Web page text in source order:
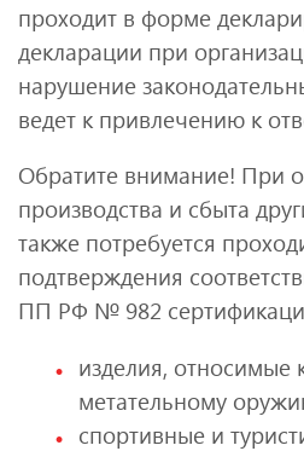
проходит в форме
декларации при
нарушение
ведет к привлечению к
Обратите внимание! При
производства и сбыта
также потребуется
подтверждения
ПП РФ № 982
изделия, относимые
метательному
спортивные и